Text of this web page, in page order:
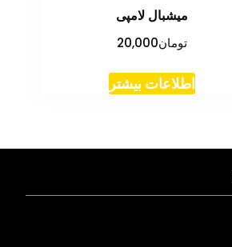
میشبال لامپی
تومان20,000
اطلاعات بیشتر